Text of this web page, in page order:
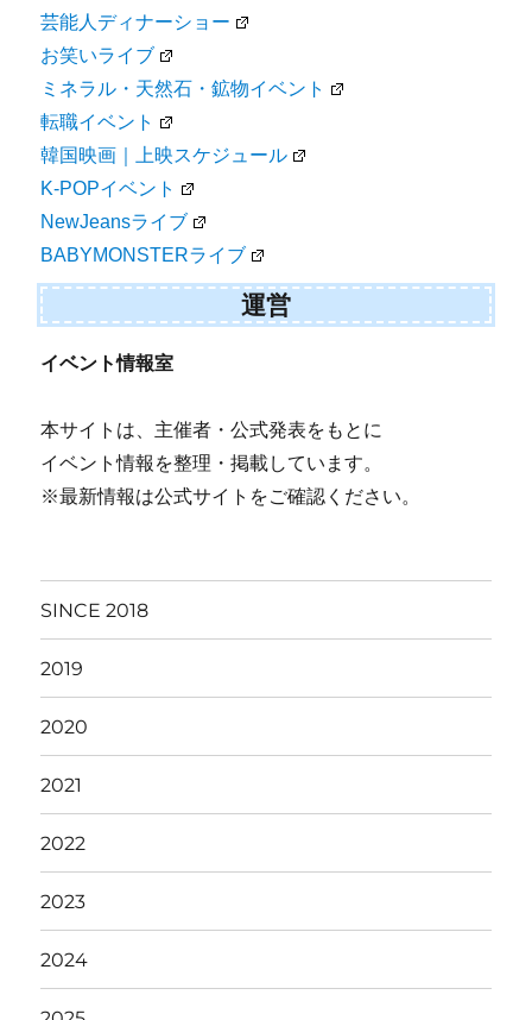
芸能人ディナーショー
お笑いライブ
ミネラル・天然石・鉱物イベント
転職イベント
韓国映画｜上映スケジュール
K-POPイベント
NewJeansライブ
BABYMONSTERライブ
運営
イベント情報室
本サイトは、主催者・公式発表をもとに
イベント情報を整理・掲載しています。
※最新情報は公式サイトをご確認ください。
SINCE 2018
2019
2020
2021
2022
2023
2024